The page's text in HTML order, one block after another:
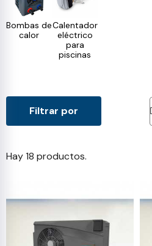
Bombas de
calor
Calentador
eléctrico
para
piscinas
Hay 18 productos.
Filtrar por